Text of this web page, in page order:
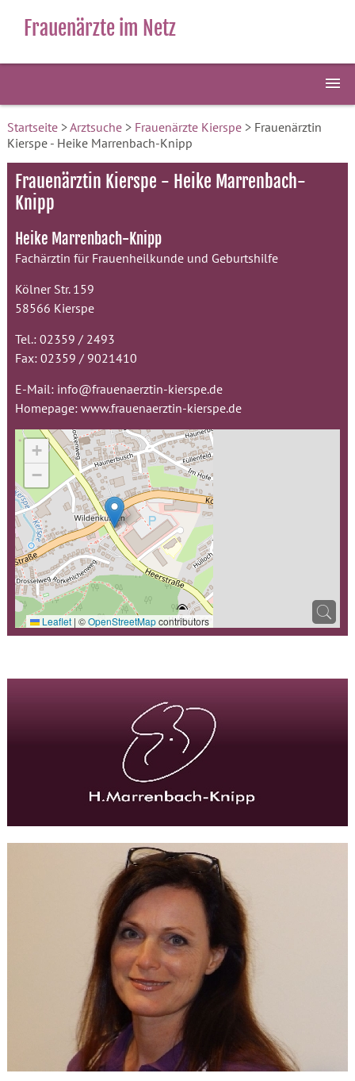
Frauenärzte im Netz
Startseite>Arztsuche> Frauenärzte Kierspe> Frauenärztin
Kierspe - Heike Marrenbach-Knipp
Frauenärztin Kierspe - Heike Marrenbach-
Knipp
Heike Marrenbach-Knipp
Fachärztin für Frauenheilkunde und Geburtshilfe
Kölner Str. 159
58566 Kierspe
Tel.: 02359 / 2493
Fax: 02359 / 9021410
E-Mail: info@frauenaerztin-kierspe.de
Homepage: www.frauenaerztin-kierspe.de
+
−
Leaflet | ©OpenStreetMapcontributors